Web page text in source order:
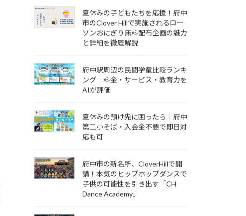
夏休みの子どもたちを応援！府中
市のClover Hillで実施されるロー
ソンおにぎり無料配布企画の魅力
と詳細を徹底解説
府中駅周辺の民間学童比較ランキ
ング｜料金・サービス・教育力を
AIが評価
夏休みの預け先に困ったら｜府中
第二小そば・入会金不要で即日対
応も可
府中市の新名所、CloverHillで開
講！本気のヒップホップダンスで
子供の可能性を引き出す「CH
Dance Academy」